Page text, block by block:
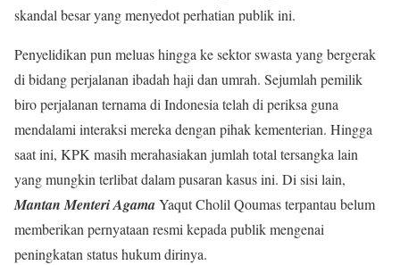
skandal besar yang menyedot perhatian publik ini.
Penyelidikan pun meluas hingga ke sektor swasta yang bergerak
di bidang perjalanan ibadah haji dan umrah. Sejumlah pemilik
biro perjalanan ternama di Indonesia telah di periksa guna
mendalami interaksi mereka dengan pihak kementerian. Hingga
saat ini, KPK masih merahasiakan jumlah total tersangka lain
yang mungkin terlibat dalam pusaran kasus ini. Di sisi lain,
Mantan Menteri AgamaYaqut Cholil Qoumas terpantau belum
memberikan pernyataan resmi kepada publik mengenai
peningkatan status hukum dirinya.